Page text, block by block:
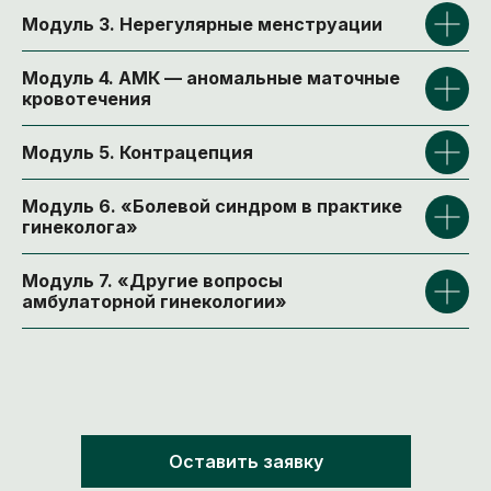
Модуль 3. Нерегулярные менструации
Модуль 4. АМК — аномальные маточные
кровотечения
Модуль 5. Контрацепция
Модуль 6. «Болевой синдром в практике
гинеколога»
Модуль 7. «Другие вопросы
амбулаторной гинекологии»
Оставить заявку
общение с пациентом»—